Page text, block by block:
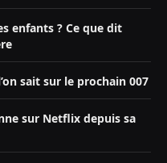
enfants ? Ce que dit
sait sur le prochain 007
sur Netflix depuis sa